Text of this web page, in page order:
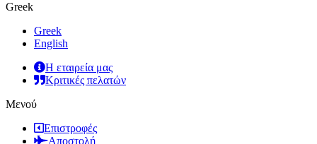
Greek
Greek
English
Η εταιρεία μας
Κριτικές πελατών
Μενού
Επιστροφές
Αποστολή